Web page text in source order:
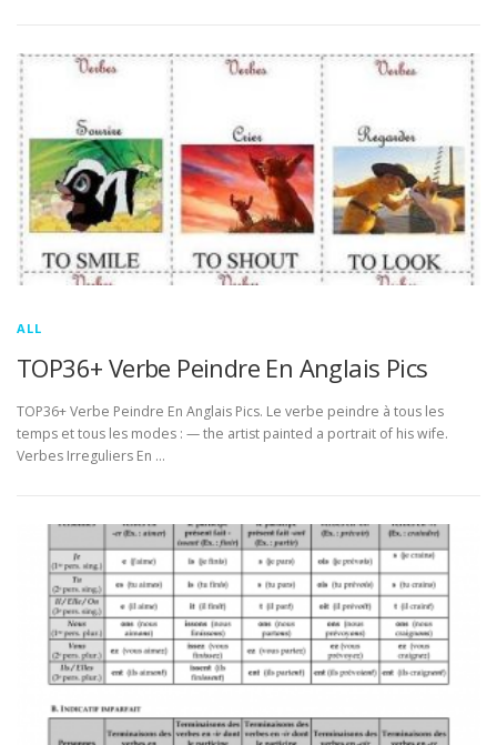
ALL
TOP36+ Verbe Peindre En Anglais Pics
TOP36+ Verbe Peindre En Anglais Pics. Le verbe peindre à tous les
temps et tous les modes : — the artist painted a portrait of his wife.
Verbes Irreguliers En …